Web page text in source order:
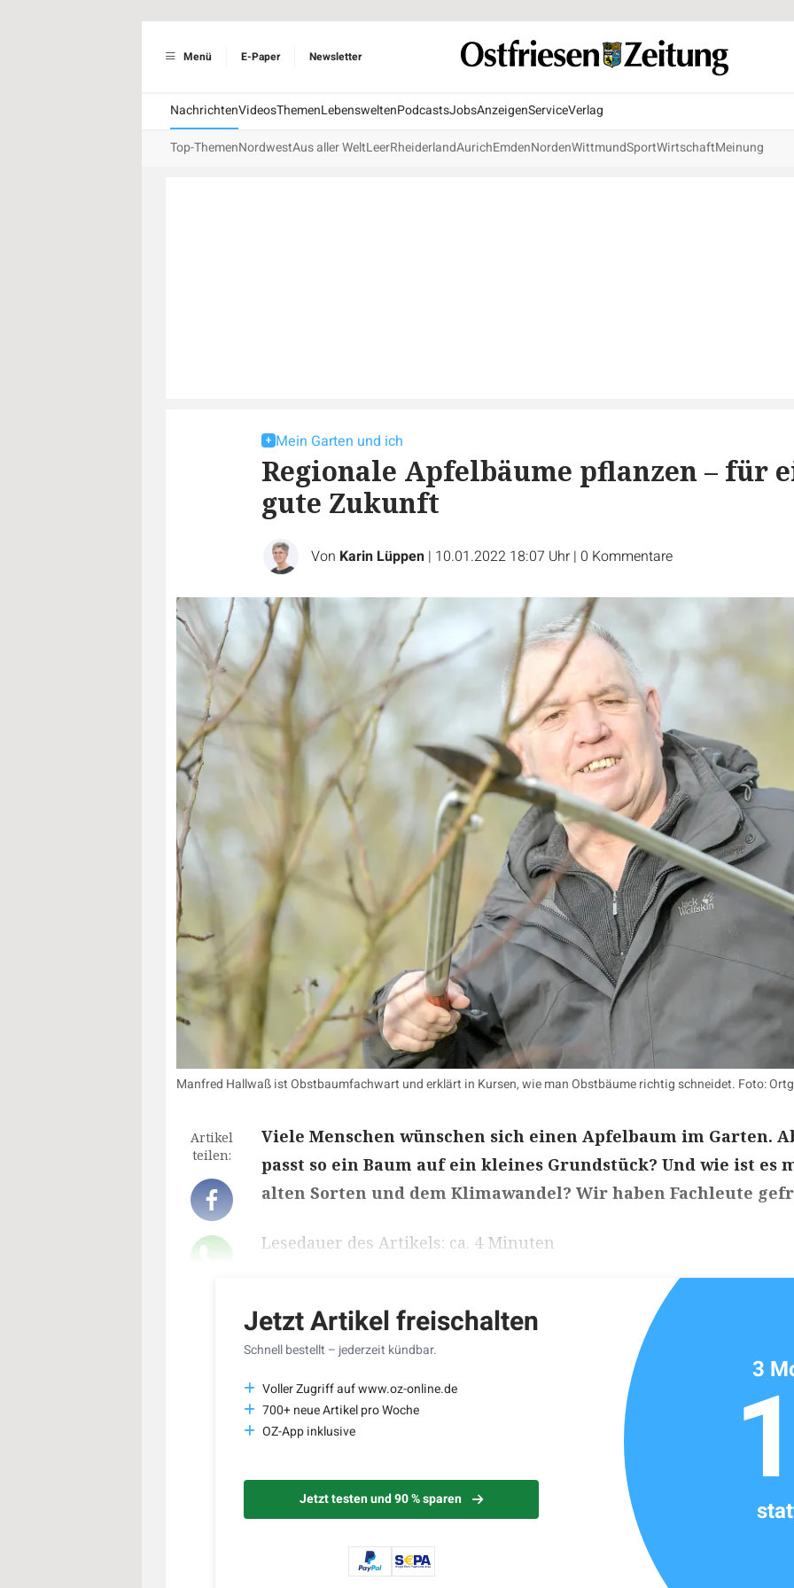
Menü E-Paper Newsletter
NachrichtenVideosThemenLebensweltenPodcastsJobsAnzeigenServiceVerlag
Top-ThemenNordwestAus aller WeltLeerRheiderlandAurichEmdenNordenWittmundSportWirtschaftMeinung
Mein Garten und ich
Regionale Apfelbäume pflanzen – für
gute Zukunft
Von Karin Lüppen | 10.01.2022 18:07 Uhr | 0 Kommentare
Manfred Hallwaß ist Obstbaumfachwart und erklärt in Kursen, wie man Obstbäume richtig schneidet. Foto:
Artikel
teilen:
Viele Menschen wünschen sich einen Apfelbaum im Garten.
passt so ein Baum auf ein kleines Grundstück? Und wie ist es
alten Sorten und dem Klimawandel? Wir haben Fachleute
Lesedauer des Artikels: ca. 4 Minuten
Jetzt Artikel freischalten
Schnell bestellt – jederzeit kündbar.
Voller Zugriff auf www.oz-online.de
700+ neue Artikel pro Woche
OZ-App inklusive
Jetzt testen und 90 % sparen
3